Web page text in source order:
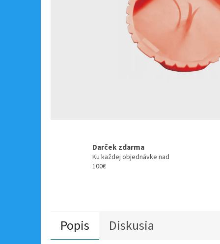
Darček zdarma
Ku každej objednávke nad
100€
Popis Diskusia